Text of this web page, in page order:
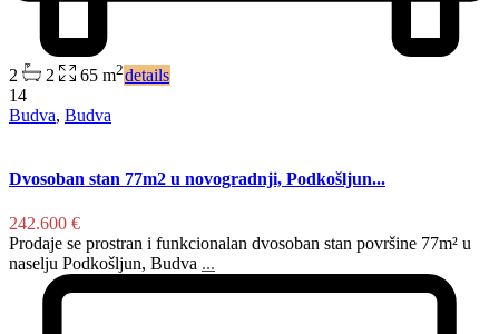
2 2 65 m2details
14
Budva, Budva
Dvosoban stan 77m2 u novogradnji, Podkošljun...
242.600 €
Prodaje se prostran i funkcionalan dvosoban stan površine 77m² u
naselju Podkošljun, Budva ...